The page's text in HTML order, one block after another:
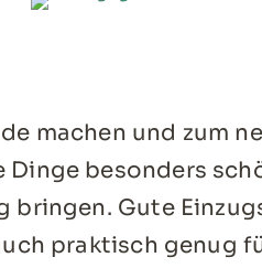
machen und zum
Dinge besonders
bringen. Gute
praktisch genug